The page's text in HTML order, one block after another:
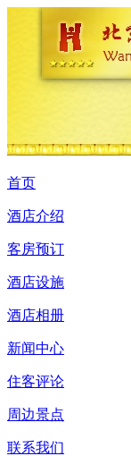
首页
酒店介绍
客房预订
酒店设施
酒店相册
新闻中心
住客评论
周边景点
联系我们